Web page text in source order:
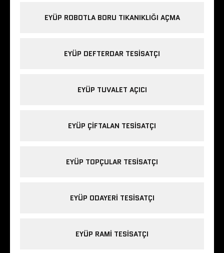
EYÜP ROBOTLA BORU TIKANIKLIĞI AÇMA
EYÜP DEFTERDAR TESISATÇI
EYÜP TUVALET AÇICI
EYÜP ÇIFTALAN TESISATÇI
EYÜP TOPÇULAR TESISATÇI
EYÜP ODAYERI TESISATÇI
EYÜP RAMI TESISATÇI